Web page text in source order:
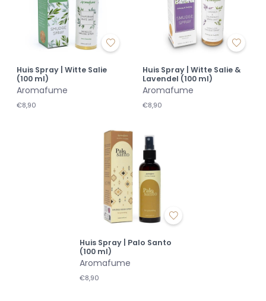
Huis Spray | Witte Salie
(100 ml)
Aromafume
€8,90
Huis Spray | Witte Salie &
Lavendel (100 ml)
Aromafume
€8,90
Huis Spray | Palo Santo
(100 ml)
Aromafume
€8,90